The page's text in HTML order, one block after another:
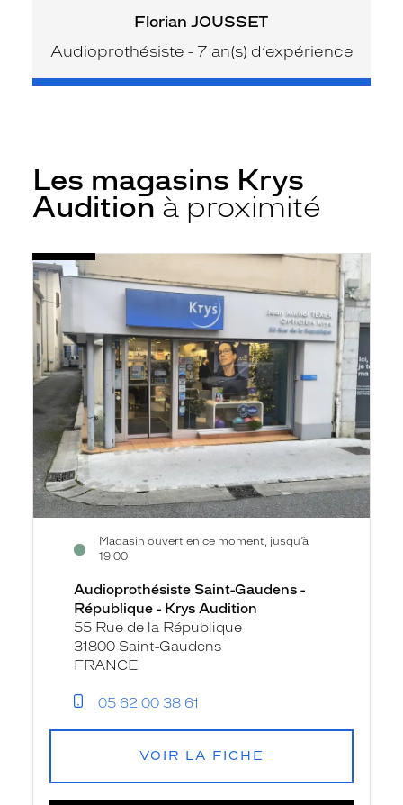
Florian JOUSSET
Audioprothésiste - 7 an(s) d’expérience
Les magasins Krys
Audition à proximité
Audioprothésiste
Saint-
Gaudens
-
République
-
Audition
Magasin ouvert en ce moment, jusqu’à
19:00
Voir
la
fiche
Audioprothésiste Saint-Gaudens -
République - Krys Audition
55 Rue de la République
31800 Saint-Gaudens
FRANCE
05 62 00 38 61
VOIR LA FICHE